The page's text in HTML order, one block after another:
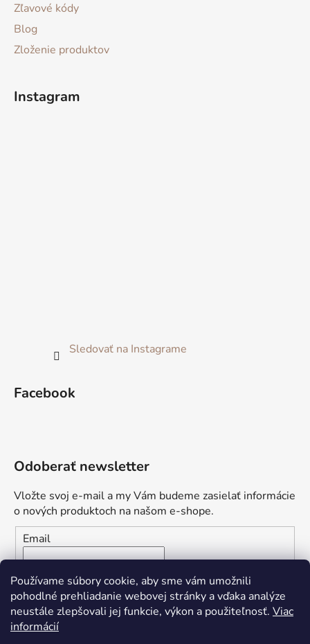
Používame súbory cookie, aby sme vám umožnili
pohodlné prehliadanie webovej stránky a vďaka analýze
neustále zlepšovali jej funkcie, výkon a použiteľnosť. Viac
informácií
Zľavové kódy
Blog
Zloženie produktov
Instagram
Sledovať na Instagrame
Facebook
Odoberať newsletter
Vložte svoj e-mail a my Vám budeme zasielať informácie
o nových produktoch na našom e-shope.
Email
Vložením e-mailu súhlasíte s
podmienkami ochrany
osobných údajov
PRIHLÁSIŤ SA